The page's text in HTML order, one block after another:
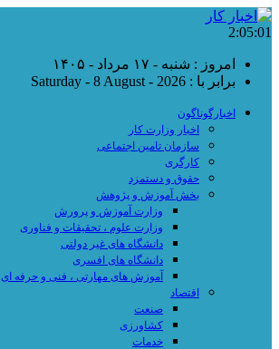
2:05:02
امروز : شنبه - ۱۷ مرداد - ۱۴۰۵
برابر با : Saturday - 8 August - 2026
اخبارگوناگون
اخبار وزارت کار
سازمان تامین اجتماعی
کارگری
حقوق و دستمزد
بخش آموزش و پژوهش
وزارت آموزش و پرورش
وزارت علوم ، تحقیقات و فناوری
دانشگاه های غیر دولتی
دانشگاه های افسری
آموزش های مهارتی ، فنی و حرفه ای
اقتصاد
صنعت
کشاورزی
خدمات